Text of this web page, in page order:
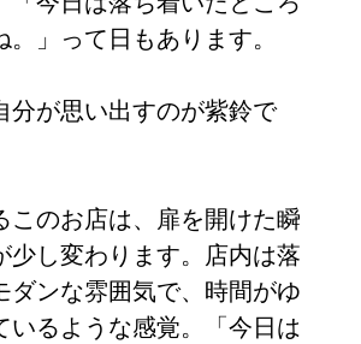
」って日もあります。
分が思い出すのが紫鈴で
このお店は、扉を開けた瞬
少し変わります。店内は落
ダンな雰囲気で、時間がゆ
いるような感覚。「今日は